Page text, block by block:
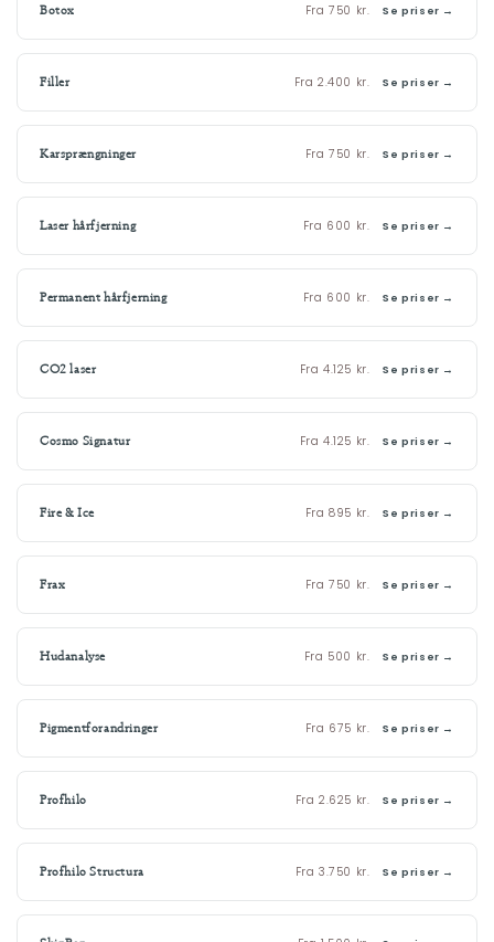
Botox Fra 750 kr. Se priser →
Filler Fra 2.400 kr. Se priser →
Karsprængninger Fra 750 kr. Se priser →
Laser hårfjerning Fra 600 kr. Se priser →
Permanent hårfjerning Fra 600 kr. Se priser →
CO2 laser Fra 4.125 kr. Se priser →
Cosmo Signatur Fra 4.125 kr. Se priser →
Fire & Ice Fra 895 kr. Se priser →
Frax Fra 750 kr. Se priser →
Hudanalyse Fra 500 kr. Se priser →
Pigmentforandringer Fra 675 kr. Se priser →
Profhilo Fra 2.625 kr. Se priser →
Profhilo Structura Fra 3.750 kr. Se priser →